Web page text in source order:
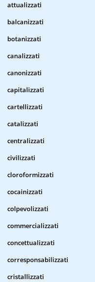
attualizzati
balcanizzati
botanizzati
canalizzati
canonizzati
capitalizzati
cartellizzati
catalizzati
centralizzati
civilizzati
cloroformizzati
cocainizzati
colpevolizzati
commercializzati
concettualizzati
corresponsabilizzati
cristallizzati